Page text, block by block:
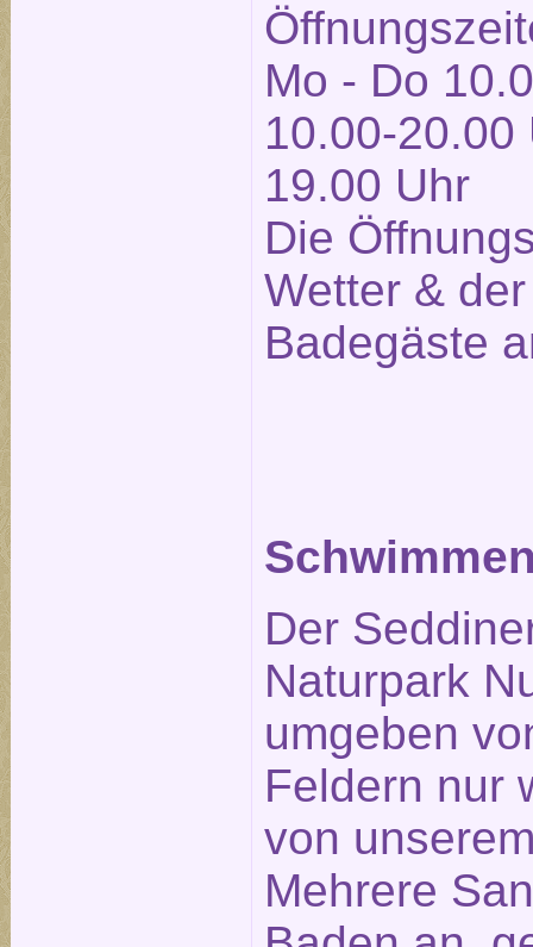
Mo - Do
10.00-20.00
19.00 Uhr
Die
Wetter &
Badegäste
Der
Naturpark
umgeben
Feldern nur
von
Mehrere